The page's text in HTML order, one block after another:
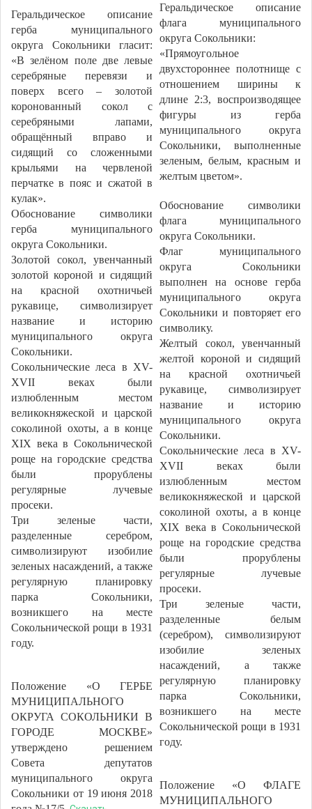
Геральдическое описание
герба муниципального
округа Сокольники гласит:
«В зелёном поле две левые
серебряные перевязи и
поверх всего – золотой
коронованный сокол с
серебряными лапами,
обращённый вправо и
сидящий со сложенными
крыльями на червленой
перчатке в пояс и сжатой в
кулак».
Обоснование символики
герба муниципального
округа Сокольники.
Золотой сокол, увенчанный
золотой короной и сидящий
на красной охотничьей
рукавице, символизирует
название и историю
муниципального округа
Сокольники.
Сокольнические леса в XV-
XVII веках были
излюбленным местом
великокняжеской и царской
соколиной охоты, а в конце
XIX века в Сокольнической
роще на городские средства
были прорублены
регулярные лучевые
просеки.
Три зеленые части,
разделенные серебром,
символизируют изобилие
зеленых насаждений, а также
регулярную планировку
парка Сокольники,
возникшего на месте
Сокольнической рощи в 1931
году.
Положение «О ГЕРБЕ
МУНИЦИПАЛЬНОГО
ОКРУГА СОКОЛЬНИКИ В
ГОРОДЕ МОСКВЕ»
утверждено решением
Совета депутатов
муниципального округа
Сокольники от 19 июня 2018
Геральдическое описание
флага муниципального
округа Сокольники:
«Прямоугольное
двухстороннее полотнище с
отношением ширины к
длине 2:3, воспроизводящее
фигуры из герба
муниципального округа
Сокольники, выполненные
зеленым, белым, красным и
желтым цветом».
Обоснование символики
флага муниципального
округа Сокольники.
Флаг муниципального
округа Сокольники
выполнен на основе герба
муниципального округа
Сокольники и повторяет его
символику.
Желтый сокол, увенчанный
желтой короной и сидящий
на красной охотничьей
рукавице, символизирует
название и историю
муниципального округа
Сокольники.
Сокольнические леса в XV-
XVII веках были
излюбленным местом
великокняжеской и царской
соколиной охоты, а в конце
XIX века в Сокольнической
роще на городские средства
были прорублены
регулярные лучевые
просеки.
Три зеленые части,
разделенные белым
(серебром), символизируют
изобилие зеленых
насаждений, а также
регулярную планировку
парка Сокольники,
возникшего на месте
Сокольнической рощи в 1931
году.
Положение «О ФЛАГЕ
МУНИЦИПАЛЬНОГО